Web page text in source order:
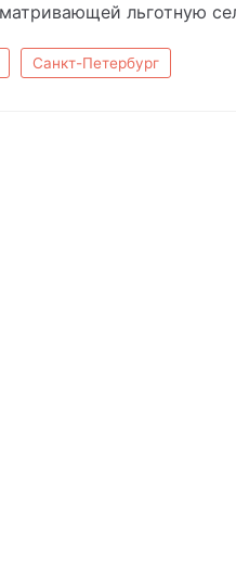
льготную
Санкт-Петербург